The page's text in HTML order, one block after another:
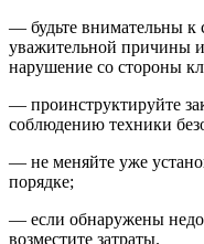
— будьте внимательны к
уважительной причины
нарушение со стороны
— проинструктируйте
соблюдению техники
— не меняйте уже
порядке;
— если обнаружены
возместите затраты.